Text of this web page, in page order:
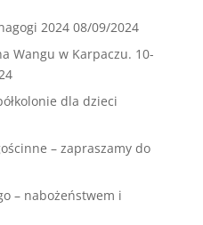
2024 08/09/2024
Wangu w Karpaczu. 10-
dla dzieci
– zapraszamy do
– nabożeństwem i